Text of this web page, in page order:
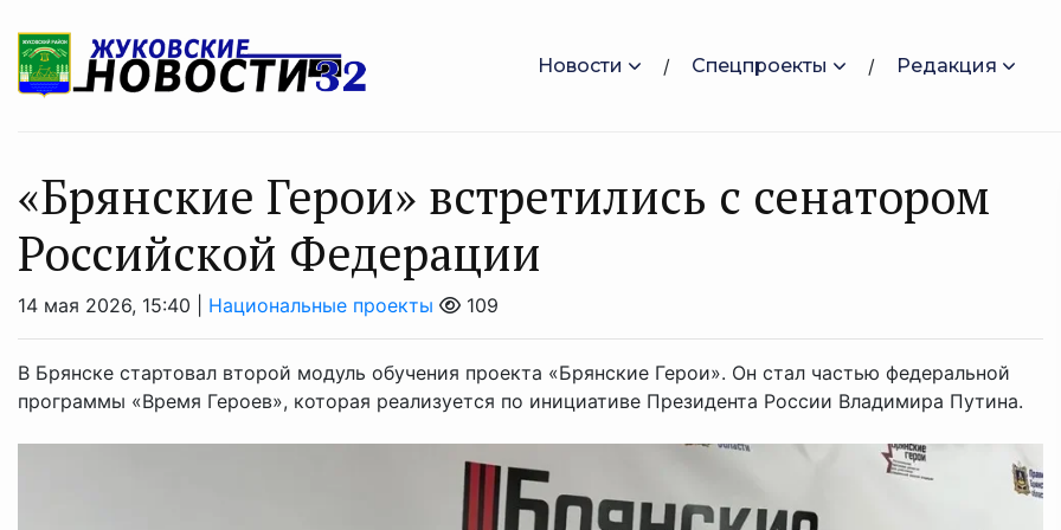
Новости Спецпроекты Редакция
«Брянские Герои» встретились с сенатором
Российской Федерации
14 мая 2026, 15:40 | Национальные проекты 109
В Брянске стартовал второй модуль обучения проекта «Брянские Герои». Он стал частью федеральной
программы «Время Героев», которая реализуется по инициативе Президента России Владимира Путина.